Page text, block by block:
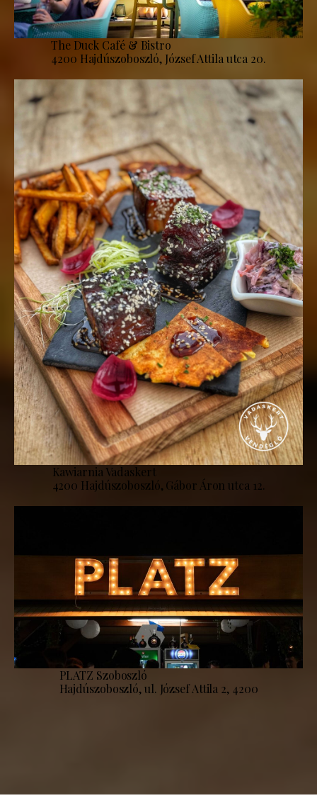
The Duck Café & Bistro
4200 Hajdúszoboszló, József Attila utca 20.
Kawiarnia Vadaskert
4200 Hajdúszoboszló, Gábor Áron utca 12.
PLATZ Szoboszló
Hajdúszoboszló, ul. József Attila 2, 4200